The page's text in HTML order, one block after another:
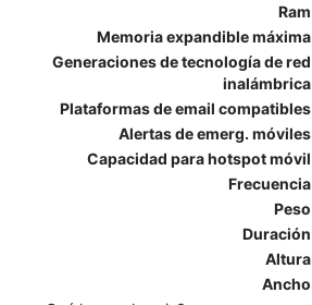
Ram
Memoria expandible máxima
Generaciones de tecnología de red
inalámbrica
Plataformas de email compatibles
Alertas de emerg. móviles
Capacidad para hotspot móvil
Frecuencia
Peso
Duración
Altura
Ancho